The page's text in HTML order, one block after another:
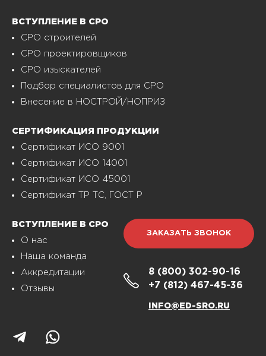
ВСТУПЛЕНИЕ В СРО
СРО строителей
СРО проектировщиков
СРО изыскателей
Подбор специалистов для СРО
Внесение в НОСТРОЙ/НОПРИЗ
СЕРТИФИКАЦИЯ ПРОДУКЦИИ
Сертификат ИСО 9001
Сертификат ИСО 14001
Сертификат ИСО 45001
Сертификат ТР ТС, ГОСТ Р
ВСТУПЛЕНИЕ В СРО
О нас
Наша команда
Аккредитации
Отзывы
ЗАКАЗАТЬ ЗВОНОК
8 (800) 302-90-16
+7 (812) 467-45-36
INFO@ED-SRO.RU